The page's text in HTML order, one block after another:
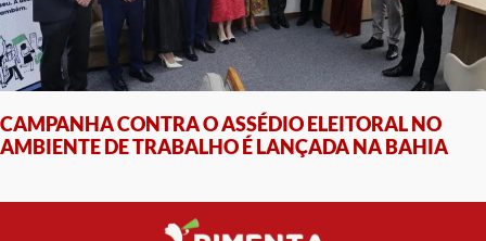
CAMPANHA CONTRA O ASSÉDIO ELEITORAL NO
AMBIENTE DE TRABALHO É LANÇADA NA BAHIA